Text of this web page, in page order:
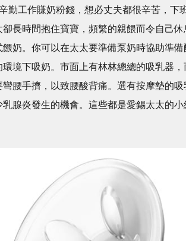
勤工作賺奶粉錢，想必丈夫都很辛苦，下
長時間抱住寶寶，頻繁的親餵而令自己休
奶。你可以在太太要準備泵奶時協助準備
境下吸奶。市面上有林林總總的吸乳器，
腰手擠，以致腰酸背痛。選有按摩墊的吸
腺炎發生的機會。這些都是愛錫太太的小